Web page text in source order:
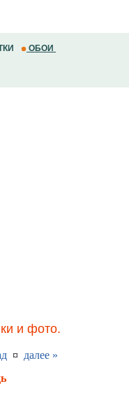
ОБОИ
и фото.
¤ далее »